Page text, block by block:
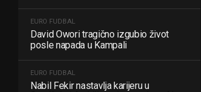
EURO FUDBAL
David Owori tragično izgubio život
posle napada u Kampali
EURO FUDBAL
Nabil Fekir nastavlja karijeru u